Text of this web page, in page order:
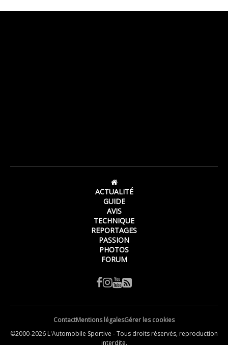
ACTUALITÉ
GUIDE
AVIS
TECHNIQUE
REPORTAGES
PASSION
PHOTOS
FORUM
ContactMentions légalesGérer les cookies
©2000-2026 L'Automobile Sportive - Tous droits réservés, reproduction
interdite.